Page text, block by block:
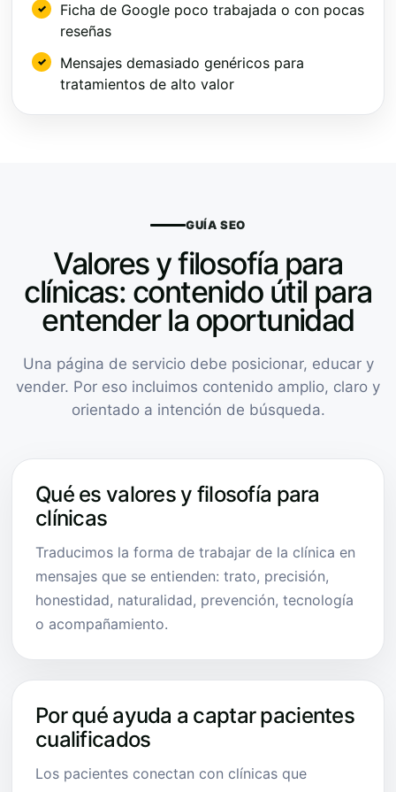
Ficha de Google poco trabajada o con pocas
reseñas
Mensajes demasiado genéricos para
tratamientos de alto valor
GUÍA SEO
Valores y filosofía para
clínicas: contenido útil para
entender la oportunidad
Una página de servicio debe posicionar, educar y
vender. Por eso incluimos contenido amplio, claro y
orientado a intención de búsqueda.
Qué es valores y filosofía para
clínicas
Traducimos la forma de trabajar de la clínica en
mensajes que se entienden: trato, precisión,
honestidad, naturalidad, prevención, tecnología
o acompañamiento.
Por qué ayuda a captar pacientes
cualificados
Los pacientes conectan con clínicas que